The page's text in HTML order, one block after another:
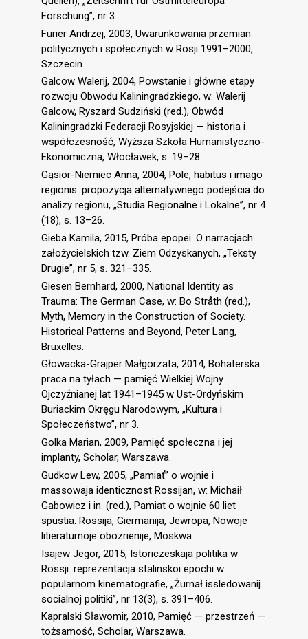
Forschung”, nr 3.
Furier Andrzej, 2003, Uwarunkowania przemian
politycznych i społecznych w Rosji 1991–2000,
Szczecin.
Galcow Walerij, 2004, Powstanie i główne etapy
rozwoju Obwodu Kaliningradzkiego, w: Walerij
Galcow, Ryszard Sudziński (red.), Obwód
Kaliningradzki Federacji Rosyjskiej — historia i
współczesność, Wyższa Szkoła Humanistyczno-
Ekonomiczna, Włocławek, s. 19–28.
Gąsior-Niemiec Anna, 2004, Pole, habitus i imago
regionis: propozycja alternatywnego podejścia do
analizy regionu, „Studia Regionalne i Lokalne”, nr 4
(18), s. 13–26.
Gieba Kamila, 2015, Próba epopei. O narracjach
założycielskich tzw. Ziem Odzyskanych, „Teksty
Drugie”, nr 5, s. 321–335.
Giesen Bernhard, 2000, National Identity as
Trauma: The German Case, w: Bo Stråth (red.),
Myth, Memory in the Construction of Society.
Historical Patterns and Beyond, Peter Lang,
Bruxelles.
Głowacka-Grajper Małgorzata, 2014, Bohaterska
praca na tyłach — pamięć Wielkiej Wojny
Ojczyźnianej lat 1941–1945 w Ust-Ordyńskim
Buriackim Okręgu Narodowym, „Kultura i
Społeczeństwo”, nr 3.
Golka Marian, 2009, Pamięć społeczna i jej
implanty, Scholar, Warszawa.
Gudkow Lew, 2005, „Pamiať” o wojnie i
massowaja identicznost Rossijan, w: Michaił
Gabowicz i in. (red.), Pamiat o wojnie 60 liet
spustia. Rossija, Giermanija, Jewropa, Nowoje
litieraturnoje obozrienije, Moskwa.
Isajew Jegor, 2015, Istoriczeskaja politika w
Rossji: reprezentacja stalinskoi epochi w
popularnom kinematografie, „Żurnał issledowanij
socialnoj politiki”, nr 13(3), s. 391–406.
Kapralski Sławomir, 2010, Pamięć — przestrzeń —
tożsamość, Scholar, Warszawa.